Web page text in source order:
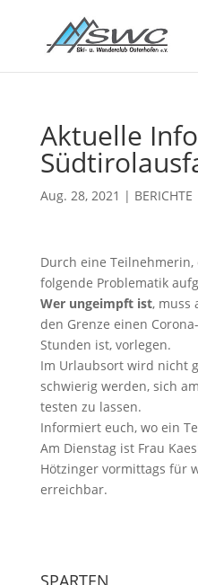
Aktuelle
Aug. 28, 2021 | BERICHTE
Durch eine
folgende Problematik
Wer ungeimpft ist, muss
den Grenze einen
Stunden ist, vorlegen.
Im Urlaubsort wird nicht
schwierig werden, sich
testen zu lassen.
Informiert euch, wo ein
Am Dienstag ist Frau
Hötzinger vormittags für
erreichbar.
SPARTEN